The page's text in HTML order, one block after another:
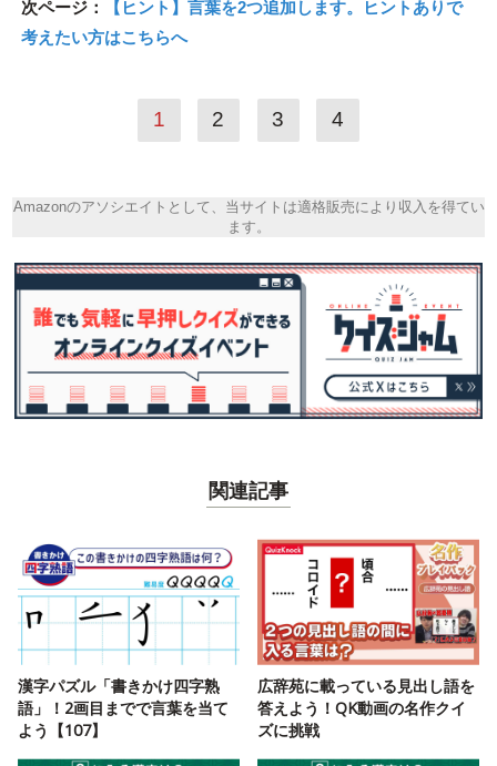
次ページ：
【ヒント】言葉を2つ追加します。ヒントありで
考えたい方はこちらへ
1 2 3 4
Amazonのアソシエイトとして、当サイトは適格販売により収入を得てい
ます。
関連記事
漢字パズル「書きかけ四字熟
語」！2画目までで言葉を当て
よう【107】
広辞苑に載っている見出し語を
答えよう！QK動画の名作クイ
ズに挑戦